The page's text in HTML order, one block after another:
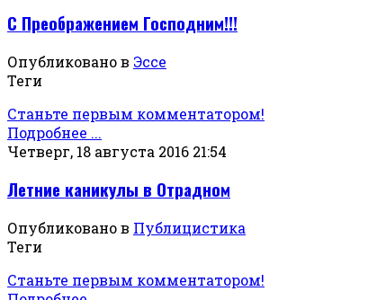
С Преображением Господним!!!
Опубликовано в Эссе
Теги
Станьте первым комментатором!
Подробнее ...
Четверг, 18 августа 2016 21:54
Летние каникулы в Отрадном
Опубликовано в Публицистика
Теги
Станьте первым комментатором!